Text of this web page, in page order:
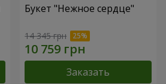
Букет "Нежное сердце"
14 345 грн
Заказать